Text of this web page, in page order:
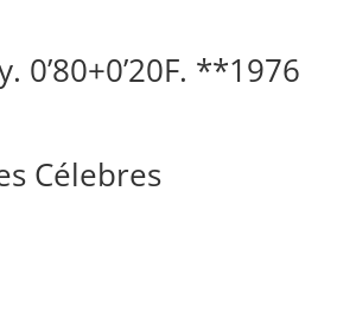
0’80+0’20F. **1976
Célebres